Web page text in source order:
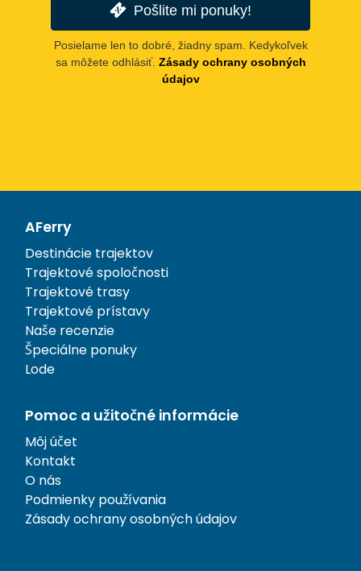
Pošlite mi ponuky!
Posielame len to dobré, žiadny spam. Kedykoľvek
sa môžete odhlásiť. Zásady ochrany osobných
údajov
AFerry
Destinácie trajektov
Trajektové spoločnosti
Trajektové trasy
Trajektové prístavy
Naše recenzie
Špeciálne ponuky
Lode
Pomoc a užitočné informácie
Môj účet
Kontakt
O nás
Podmienky používania
Zásady ochrany osobných údajov